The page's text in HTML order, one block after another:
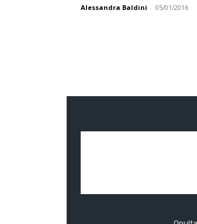
Alessandra Baldini - 05/01/2016